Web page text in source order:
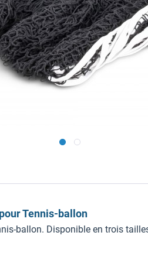
Tennis-ballon
ballon. Disponible en trois